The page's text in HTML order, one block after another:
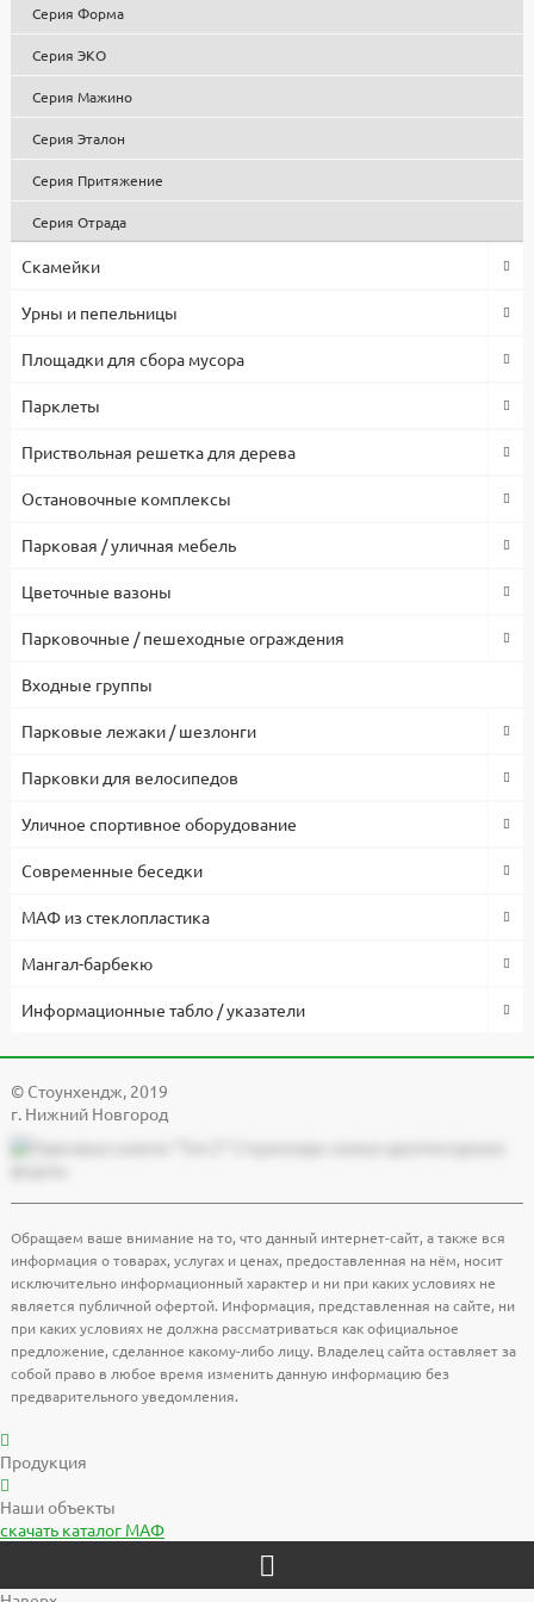
Все изделия проходят контроль качества, используются
1 год.
Серия Форма
Серия ЭКО
Серия Мажино
Серия Эталон
Серия Притяжение
Серия Отрада
Скамейки
Урны и пепельницы
Площадки для сбора мусора
Парклеты
Приствольная решетка для дерева
Остановочные комплексы
Парковая / уличная мебель
Цветочные вазоны
Парковочные / пешеходные ограждения
Входные группы
Парковые лежаки / шезлонги
Парковки для велосипедов
Уличное спортивное оборудование
Современные беседки
МАФ из стеклопластика
Мангал-барбекю
Информационные табло / указатели
© Cтоунхендж, 2019
г. Нижний Новгород
Обращаем ваше внимание на то, что данный интернет-сайт, а также вся
информация о товарах, услугах и ценах, предоставленная на нём, носит
исключительно информационный характер и ни при каких условиях не
является публичной офертой. Информация, представленная на сайте, ни
при каких условиях не должна рассматриваться как официальное
предложение, сделанное какому-либо лицу. Владелец сайта оставляет за
собой право в любое время изменить данную информацию без
предварительного уведомления.
Продукция
Наши объекты
скачать каталог МАФ